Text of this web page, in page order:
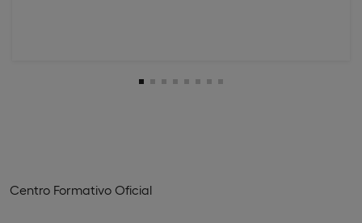
Centro Formativo Oficial